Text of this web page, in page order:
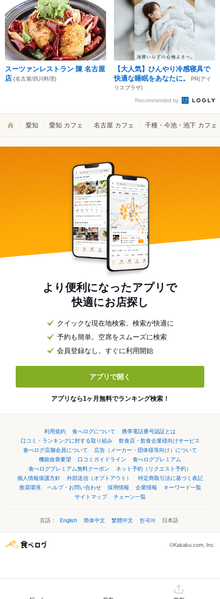
スーツァンレストラン 陳 名古屋
店 (名古屋/四川料理)
【大人気】ひんやり冷感寝具で
快適な睡眠をあなたに。
PR(アイ
リスプラザ)
Recommended by
愛知 愛知 カフェ 名古屋 カフェ 千種・今池・池下 カフェ
より便利になったアプリで
快適にお店探し
クイックな現在地検索。検索が快適に
予約も簡単。空席をスムーズに検索
会員登録なし。すぐに利用開始
アプリで開く
アプリなら1ヶ月無料でランキング検索！
利用規約 食べログについて
携帯電話番号認証とは
口コミ・ランキングに対する取り組み
飲食店・飲食企業様向けサービス
食べログ店舗会員について
広告（メーカー・団体様等向け）について
機能改善要望
口コミガイドライン
食べログプレミアム
食べログプレミアム無料クーポン
ネット予約（リクエスト予約）
個人情報保護方針
外部送信（オプトアウト）
特定商取引法に基づく表記
推奨環境
ヘルプ・お問い合わせ 採用情報 企業情報
キーワード一覧
サイトマップ
チェーン一覧
言語： English 简体中文 繁體中文 한국어 日本語
©Kakaku.com, Inc.